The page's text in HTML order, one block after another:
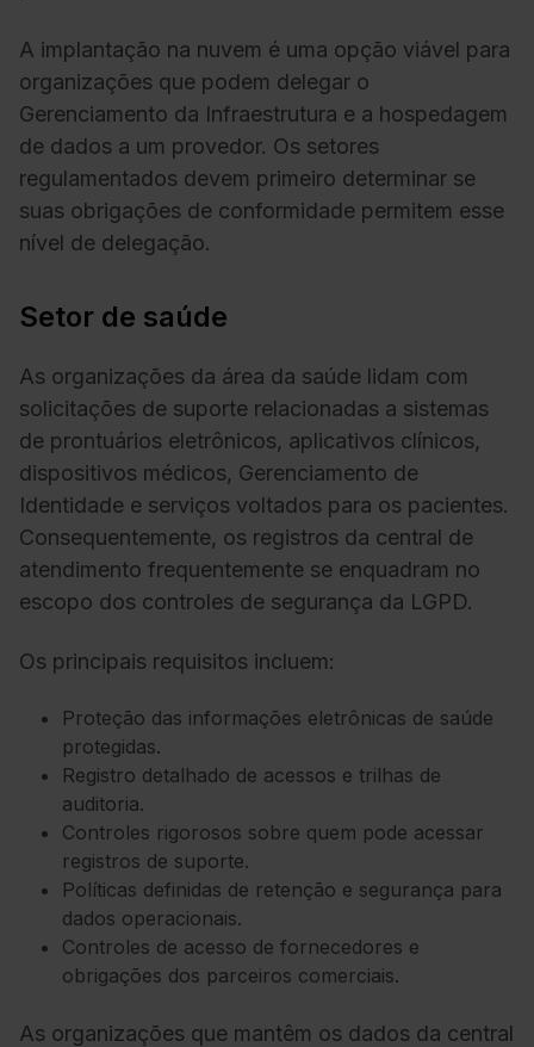
A implantação na nuvem é uma opção viável para
organizações que podem delegar o
Gerenciamento da Infraestrutura e a hospedagem
de dados a um provedor. Os setores
regulamentados devem primeiro determinar se
suas obrigações de conformidade permitem esse
nível de delegação.
Setor de saúde
As organizações da área da saúde lidam com
solicitações de suporte relacionadas a sistemas
de prontuários eletrônicos, aplicativos clínicos,
dispositivos médicos, Gerenciamento de
Identidade e serviços voltados para os pacientes.
Consequentemente, os registros da central de
atendimento frequentemente se enquadram no
escopo dos controles de segurança da LGPD.
Os principais requisitos incluem:
Proteção das informações eletrônicas de saúde
protegidas.
Registro detalhado de acessos e trilhas de
auditoria.
Controles rigorosos sobre quem pode acessar
registros de suporte.
Políticas definidas de retenção e segurança para
dados operacionais.
Controles de acesso de fornecedores e
obrigações dos parceiros comerciais.
As organizações que mantêm os dados da central